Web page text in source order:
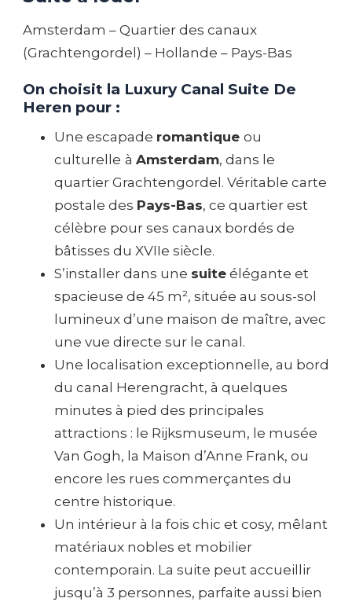
Amsterdam – Quartier des canaux
(Grachtengordel) – Hollande – Pays-Bas
On choisit la Luxury Canal Suite De
Heren pour :
Une escapade romantique ou
culturelle à Amsterdam, dans le
quartier Grachtengordel. Véritable carte
postale des Pays-Bas, ce quartier est
célèbre pour ses canaux bordés de
bâtisses du XVIIe siècle.
S’installer dans une suite élégante et
spacieuse de 45 m², située au sous-sol
lumineux d’une maison de maître, avec
une vue directe sur le canal.
Une localisation exceptionnelle, au bord
du canal Herengracht, à quelques
minutes à pied des principales
attractions : le Rijksmuseum, le musée
Van Gogh, la Maison d’Anne Frank, ou
encore les rues commerçantes du
centre historique.
Un intérieur à la fois chic et cosy, mêlant
matériaux nobles et mobilier
contemporain. La suite peut accueillir
jusqu’à 3 personnes, parfaite aussi bien